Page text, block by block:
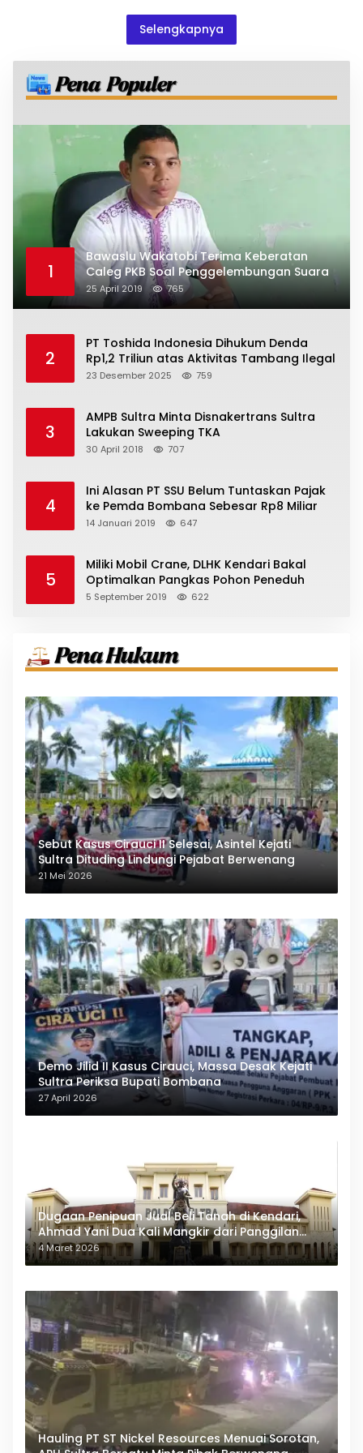
Selengkapnya
1
Bawaslu Wakatobi Terima Keberatan
Caleg PKB Soal Penggelembungan Suara
25 April 2019 765
2
PT Toshida Indonesia Dihukum Denda
Rp1,2 Triliun atas Aktivitas Tambang Ilegal
23 Desember 2025 759
3
AMPB Sultra Minta Disnakertrans Sultra
Lakukan Sweeping TKA
30 April 2018 707
4
Ini Alasan PT SSU Belum Tuntaskan Pajak
ke Pemda Bombana Sebesar Rp8 Miliar
14 Januari 2019 647
5
Miliki Mobil Crane, DLHK Kendari Bakal
Optimalkan Pangkas Pohon Peneduh
5 September 2019 622
Sebut Kasus Cirauci II Selesai, Asintel Kejati
Sultra Dituding Lindungi Pejabat Berwenang
21 Mei 2026
Demo Jilid II Kasus Cirauci, Massa Desak Kejati
Sultra Periksa Bupati Bombana
27 April 2026
Dugaan Penipuan Jual Beli Tanah di Kendari,
Ahmad Yani Dua Kali Mangkir dari Panggilan
Polda Sultra
4 Maret 2026
Hauling PT ST Nickel Resources Menuai Sorotan,